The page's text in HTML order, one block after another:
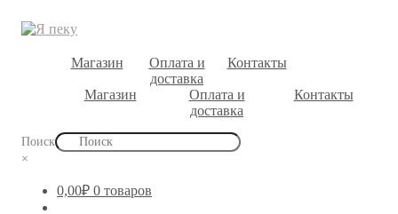
Магазин
Оплата и
доставка
Контакты
Магазин
Оплата и
доставка
Контакты
Поиск
×
0,00₽ 0 товаров